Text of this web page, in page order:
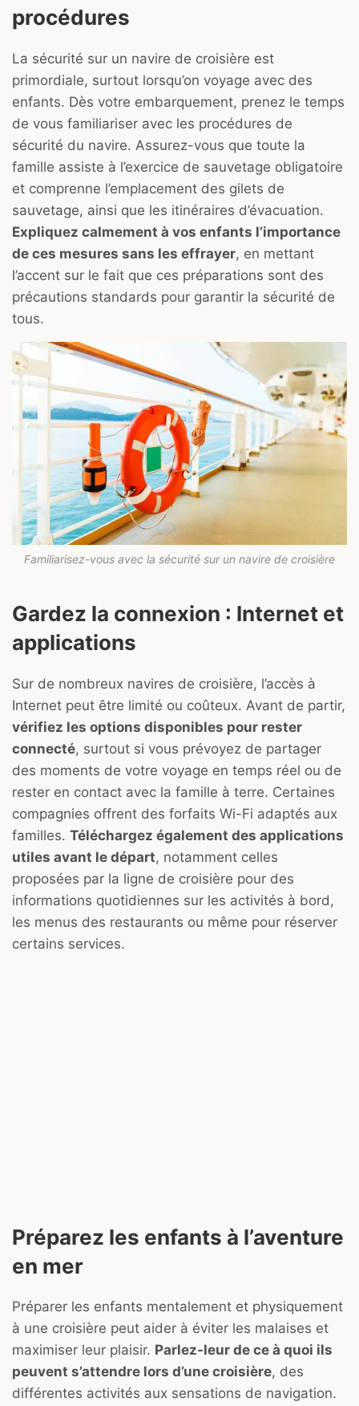
procédures
La sécurité sur un navire de croisière est
primordiale, surtout lorsqu’on voyage avec des
enfants. Dès votre embarquement, prenez le temps
de vous familiariser avec les procédures de
sécurité du navire. Assurez-vous que toute la
famille assiste à l’exercice de sauvetage obligatoire
et comprenne l’emplacement des gilets de
sauvetage, ainsi que les itinéraires d’évacuation.
Expliquez calmement à vos enfants l’importance
de ces mesures sans les effrayer, en mettant
l’accent sur le fait que ces préparations sont des
précautions standards pour garantir la sécurité de
tous.
Familiarisez-vous avec la sécurité sur un navire de croisière
Gardez la connexion : Internet et
applications
Sur de nombreux navires de croisière, l’accès à
Internet peut être limité ou coûteux. Avant de partir,
vérifiez les options disponibles pour rester
connecté, surtout si vous prévoyez de partager
des moments de votre voyage en temps réel ou de
rester en contact avec la famille à terre. Certaines
compagnies offrent des forfaits Wi-Fi adaptés aux
familles. Téléchargez également des applications
utiles avant le départ, notamment celles
proposées par la ligne de croisière pour des
informations quotidiennes sur les activités à bord,
les menus des restaurants ou même pour réserver
certains services.
Préparez les enfants à l’aventure
en mer
Préparer les enfants mentalement et physiquement
à une croisière peut aider à éviter les malaises et
maximiser leur plaisir. Parlez-leur de ce à quoi ils
peuvent s’attendre lors d’une croisière, des
différentes activités aux sensations de navigation.